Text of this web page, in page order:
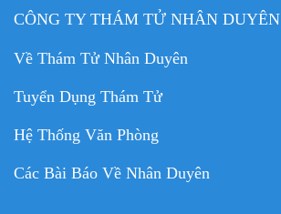
CÔNG TY THÁM TỬ NHÂN DUYÊN
Về Thám Tử Nhân Duyên
Tuyển Dụng Thám Tử
Hệ Thống Văn Phòng
Các Bài Báo Về Nhân Duyên